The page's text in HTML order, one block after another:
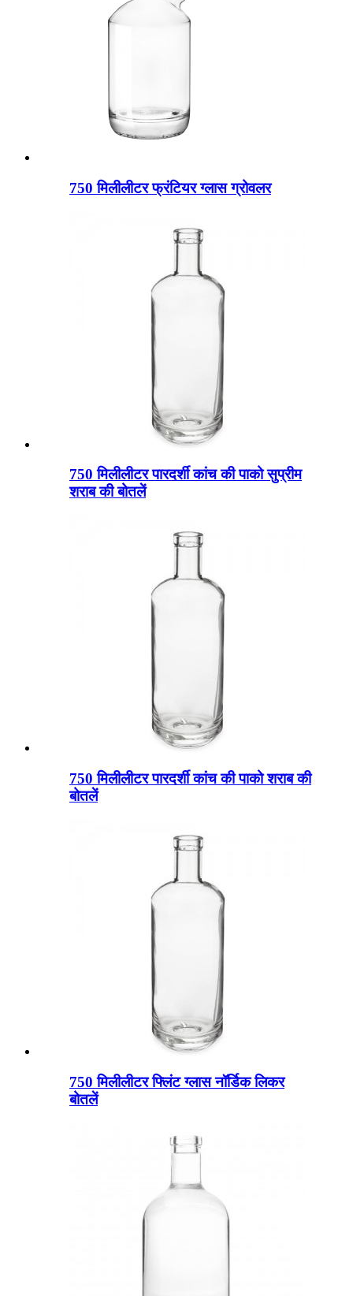
750 मिलीलीटर फ्रंटियर ग्लास ग्रोवलर
750 मिलीलीटर पारदर्शी कांच की पाको सुप्रीम
शराब की बोतलें
750 मिलीलीटर पारदर्शी कांच की पाको शराब की
बोतलें
750 मिलीलीटर फ्लिंट ग्लास नॉर्डिक लिकर
बोतलें